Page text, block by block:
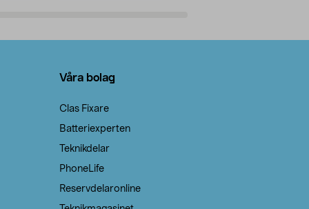
Våra bolag
Clas Fixare
Batteriexperten
Teknikdelar
PhoneLife
Reservdelaronline